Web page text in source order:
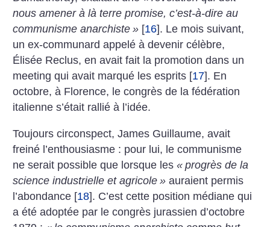
nous amener à là terre promise, c’est-à-dire au
communisme anarchiste » [16]. Le mois suivant,
un ex-communard appelé à devenir célèbre,
Élisée Reclus, en avait fait la promotion dans un
meeting qui avait marqué les esprits [17]. En
octobre, à Florence, le congrès de la fédération
italienne s’était rallié à ­l’idée.
Toujours circonspect, James Guillaume, avait
freiné l’enthousiasme : pour lui, le communisme
ne serait possible que lorsque les« progrès de la
science industrielle et agricole » auraient permis
l’abondance [18]. C’est cette position médiane qui
a été adoptée par le congrès jurassien d’octobre